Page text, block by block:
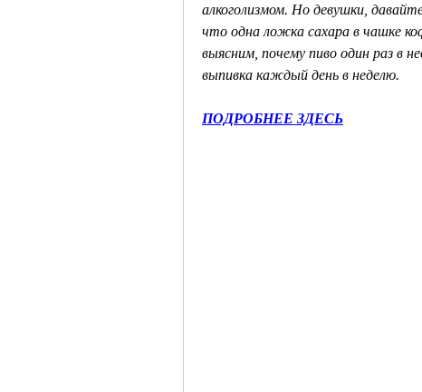
алкоголизмом. Но девушки,
что одна ложка сахара в чашке
выясним, почему пиво один раз
выпивка каждый день в неделю.
ПОДРОБНЕЕ ЗДЕСЬ